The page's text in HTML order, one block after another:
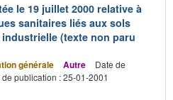
le 19 juillet 2000 relative à
sanitaires liés aux sols
(texte non paru
générale Autre
Date de
de publication : 25-01-2001